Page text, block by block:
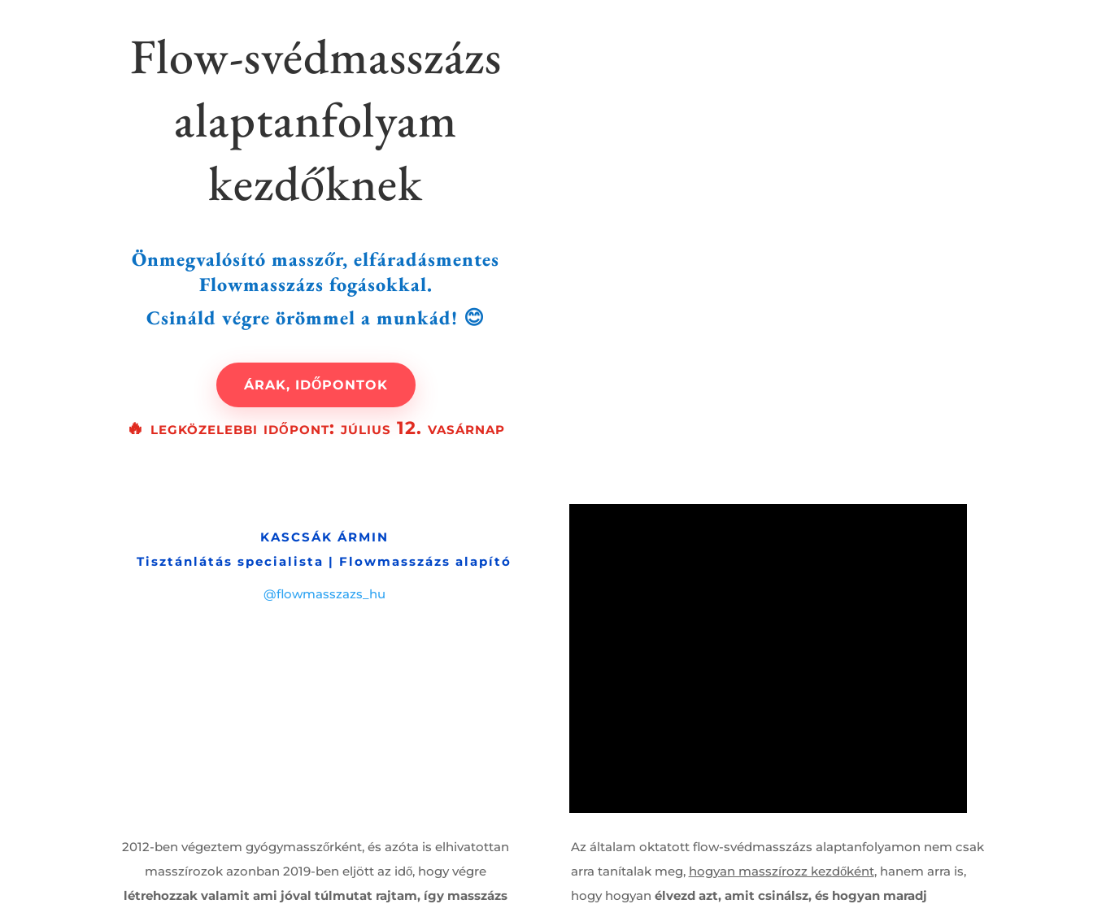
Flow-svédmasszázs
alaptanfolyam
kezdőknek
Önmegvalósító masszőr, elfáradásmentes
Flowmasszázs fogásokkal.
Csináld végre örömmel a munkád! 😊
ÁRAK, IDŐPONTOK
🔥 legközelebbi időpont: július 12. vasárnap
KASCSÁK ÁRMIN
Tisztánlátás specialista | Flowmasszázs alapító
@flowmasszazs_hu
2012-ben végeztem gyógymasszőrként, és azóta is elhivatottan
masszírozok azonban 2019-ben eljött az idő, hogy végre
létrehozzak valamit ami jóval túlmutat rajtam, így masszázs
Az általam oktatott flow-svédmasszázs alaptanfolyamon nem csak
arra tanítalak meg, hogyan masszírozz kezdőként, hanem arra is,
hogy hogyan élvezd azt, amit csinálsz, és hogyan maradj